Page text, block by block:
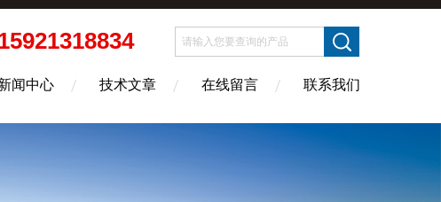
闻中心 技术文章 在线留言 联系我们